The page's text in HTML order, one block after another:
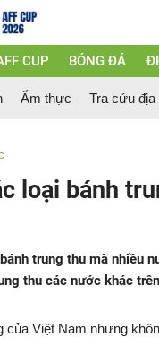
CUP BÓNG ĐÁ
Ẩm thực Tra cứu địa
loại bánh
trung thu mà nhiều
thu các nước khác
của Việt Nam nhưng